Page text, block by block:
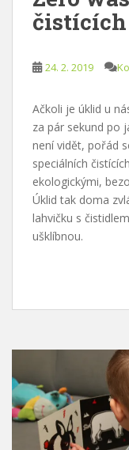
24. 2. 2019
Ačkoli je úklid u
za pár sekund po
není vidět, pořád
speciálních
ekologickými,
Úklid tak doma
lahvičku s
ušklíbnou.